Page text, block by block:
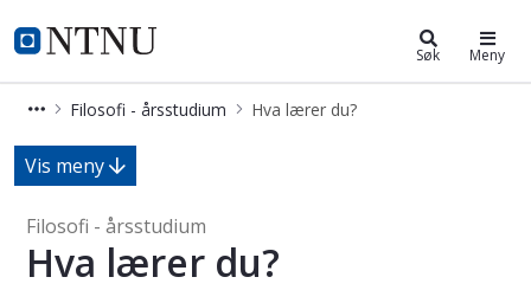
NTNU Hjemmeside
Filosofi - årsstudium Søk Meny
Filosofi - årsstudium Hva lærer du?
Hva lærer du? - Filosofi - årsstudium
Vis meny
Filosofi - årsstudium
Hva lærer du?